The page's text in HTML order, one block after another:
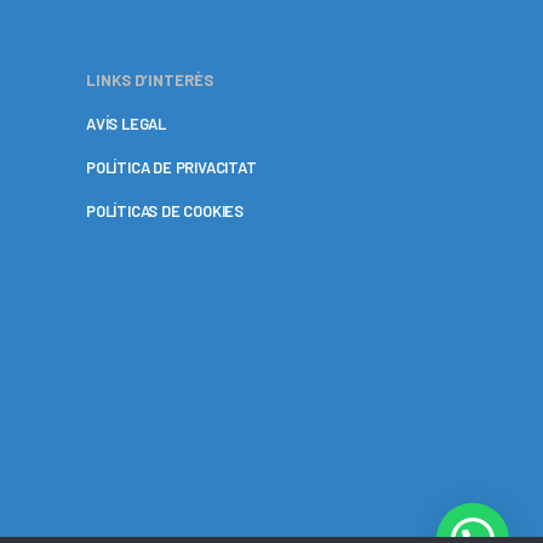
LINKS D’INTERÈS
AVÍS LEGAL
POLÍTICA DE PRIVACITAT
POLÍTICAS DE COOKIES